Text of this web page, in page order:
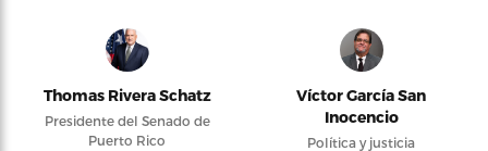
Thomas Rivera Schatz
Presidente del Senado de
Puerto Rico
Víctor García San
Inocencio
Política y justicia